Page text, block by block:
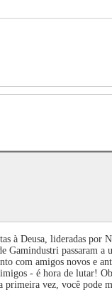
à Deusa, lideradas
Gamindustri passaram
com amigos novos e
- é hora de lutar!
vez, você pode